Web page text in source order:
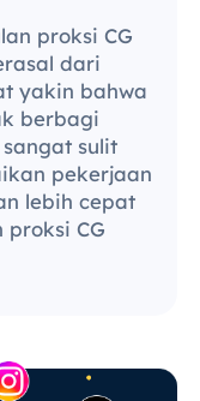
proksi CG
dari
yakin bahwa
berbagi
sulit
pekerjaan
lebih cepat
CG